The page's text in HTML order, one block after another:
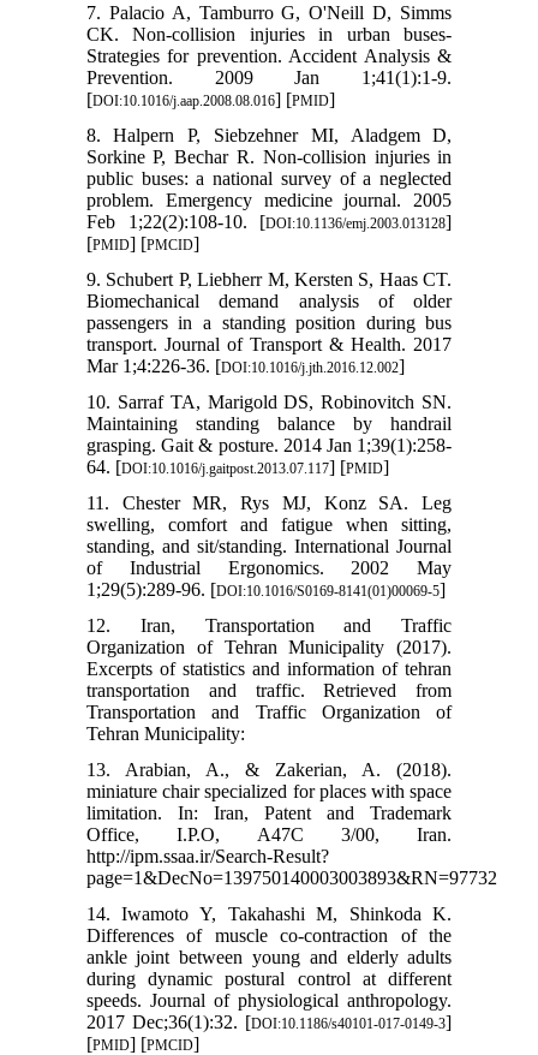
7. Palacio A, Tamburro G, O'Neill D, Simms
CK. Non-collision injuries in urban buses-
Strategies for prevention. Accident Analysis &
Prevention. 2009 Jan 1;41(1):1-9.
[DOI:10.1016/j.aap.2008.08.016] [PMID]
8. Halpern P, Siebzehner MI, Aladgem D,
Sorkine P, Bechar R. Non-collision injuries in
public buses: a national survey of a neglected
problem. Emergency medicine journal. 2005
Feb 1;22(2):108-10. [DOI:10.1136/emj.2003.013128]
[PMID] [PMCID]
9. Schubert P, Liebherr M, Kersten S, Haas CT.
Biomechanical demand analysis of older
passengers in a standing position during bus
transport. Journal of Transport & Health. 2017
Mar 1;4:226-36. [DOI:10.1016/j.jth.2016.12.002]
10. Sarraf TA, Marigold DS, Robinovitch SN.
Maintaining standing balance by handrail
grasping. Gait & posture. 2014 Jan 1;39(1):258-
64. [DOI:10.1016/j.gaitpost.2013.07.117] [PMID]
11. Chester MR, Rys MJ, Konz SA. Leg
swelling, comfort and fatigue when sitting,
standing, and sit/standing. International Journal
of Industrial Ergonomics. 2002 May
1;29(5):289-96. [DOI:10.1016/S0169-8141(01)00069-5]
12. Iran, Transportation and Traffic
Organization of Tehran Municipality (2017).
Excerpts of statistics and information of tehran
transportation and traffic. Retrieved from
Transportation and Traffic Organization of
Tehran Municipality:
13. Arabian, A., & Zakerian, A. (2018).
miniature chair specialized for places with space
limitation. In: Iran, Patent and Trademark
Office, I.P.O, A47C 3/00, Iran.
http://ipm.ssaa.ir/Search-Result?
page=1&DecNo=139750140003003893&RN=97732
14. Iwamoto Y, Takahashi M, Shinkoda K.
Differences of muscle co-contraction of the
ankle joint between young and elderly adults
during dynamic postural control at different
speeds. Journal of physiological anthropology.
2017 Dec;36(1):32. [DOI:10.1186/s40101-017-0149-3]
[PMID] [PMCID]